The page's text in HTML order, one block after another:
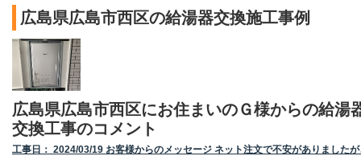
広島県広島市西区の給湯器交換施工事例
広島県広島市西区にお住まいのＧ様からの給湯
交換工事のコメント
工事日： 2024/03/19 お客様からのメッセージ ネット注文で不安がありました